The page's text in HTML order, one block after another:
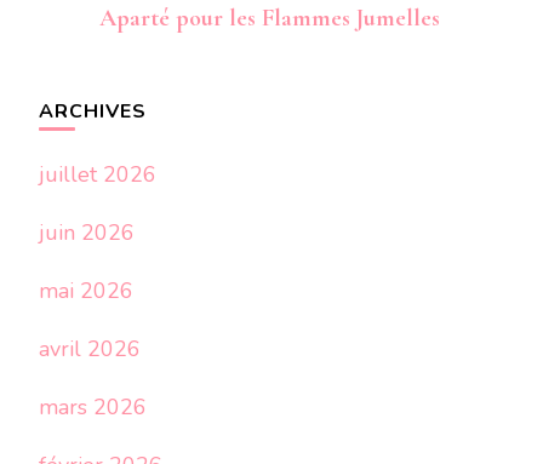
Aparté pour les Flammes Jumelles
ARCHIVES
juillet 2026
juin 2026
mai 2026
avril 2026
mars 2026